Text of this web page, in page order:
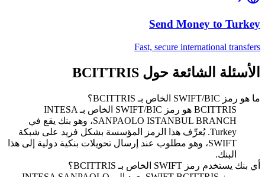
Send Money to Turkey
Fast, secure international transfers
الأسئلة الشائعة حول BCITTRIS
ما هو رمز SWIFT/BIC الخاص بـ BCITTRIS؟
BCITTRIS هو رمز SWIFT/BIC الخاص بـ INTESA
SANPAOLO ISTANBUL BRANCH، وهو بنك يقع في
Turkey. يُعرِّف هذا الرمز المؤسسة بشكل فريد على شبكة
SWIFT، وهو مطلوب عند إرسال تحويلات بنكية دولية إلى هذا
البنك.
أي بنك يستخدم رمز SWIFT الخاص بـ BCITTRIS؟